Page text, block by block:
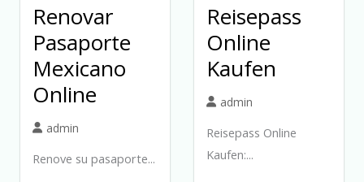
Renovar
Pasaporte
Mexicano
Online
admin
Renove su pasaporte...
Reisepass
Online
Kaufen
admin
Reisepass Online
Kaufen:...